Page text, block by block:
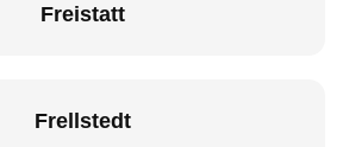
Freistatt
Frellstedt